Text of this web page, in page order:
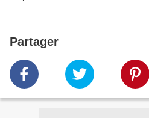
Partager